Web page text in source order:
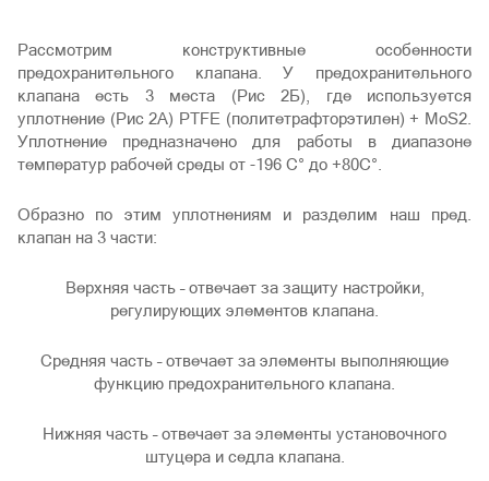
Рассмотрим конструктивные особенности
предохранительного клапана. У предохранительного
клапана есть 3 места (Рис 2Б), где используется
уплотнение (Рис 2А) PTFE (политетрафторэтилен) + MoS2.
Уплотнение предназначено для работы в диапазоне
температур рабочей среды от -196 С° до +80С°.
Образно по этим уплотнениям и разделим наш пред.
клапан на 3 части:
Верхняя часть – отвечает за защиту настройки,
регулирующих элементов клапана.
Средняя часть – отвечает за элементы выполняющие
функцию предохранительного клапана.
Нижняя часть – отвечает за элементы установочного
штуцера и седла клапана.